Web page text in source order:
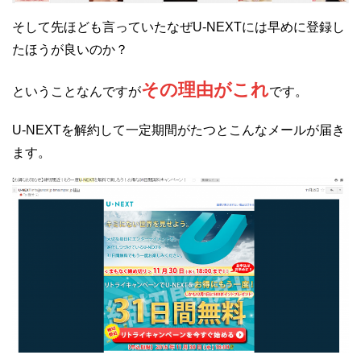
そして先ほども言っていたなぜU-NEXTには早めに登録し
たほうが良いのか？
ということなんですがその理由がこれです。
U-NEXTを解約して一定期間がたつとこんなメールが届き
ます。